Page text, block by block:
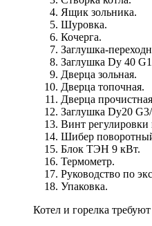
Ящик зольника.
Шуровка.
Кочерга.
Заглушка-
Заглушка Dу 40
Дверца зольная.
Дверца топочная.
Дверца
Заглушка Dу20
Винт регулировки
Шибер
Блок ТЭН 9 кВт.
Термометр.
Руководство по
Упаковка.
Котел и горелка